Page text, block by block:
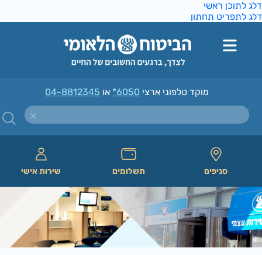
לתוכן ראשי
לתפריט תחתון
מוקד טלפוני ארצי*6050או04-8812345
סניפים תשלומים שירות אישי